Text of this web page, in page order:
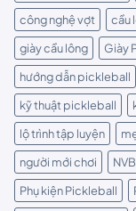
công nghệ vợt
cầu
giày cầu lông
Giày
hướng dẫn pickleball
kỹ thuật pickleball
lộ trình tập luyện
người mới chơi
Phụ kiện Pickleball